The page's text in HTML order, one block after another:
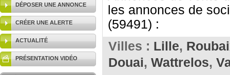
DÉPOSER UNE ANNONCE
CRÉER UNE ALERTE
ACTUALITÉ
PRÉSENTATION VIDÉO
les annonces de
(59491) :
Villes : Lille,
Douai, Wattrelos,